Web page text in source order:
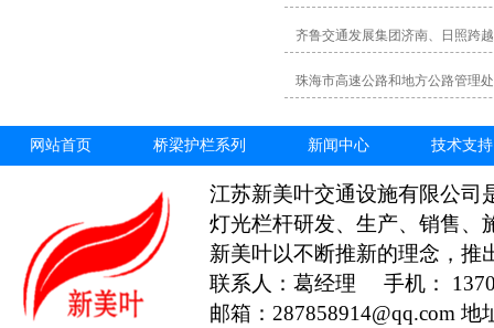
齐鲁交通发展集团济南、日照跨
珠海市高速公路和地方公路管理
网站首页 桥梁护栏系列 新闻中心 技术支持
江苏新美叶交通设施有限公司
灯光栏杆研发、生产、销售、
新美叶以不断推新的理念，推
联系人：葛经理 手机：
邮箱：287858914@qq.com